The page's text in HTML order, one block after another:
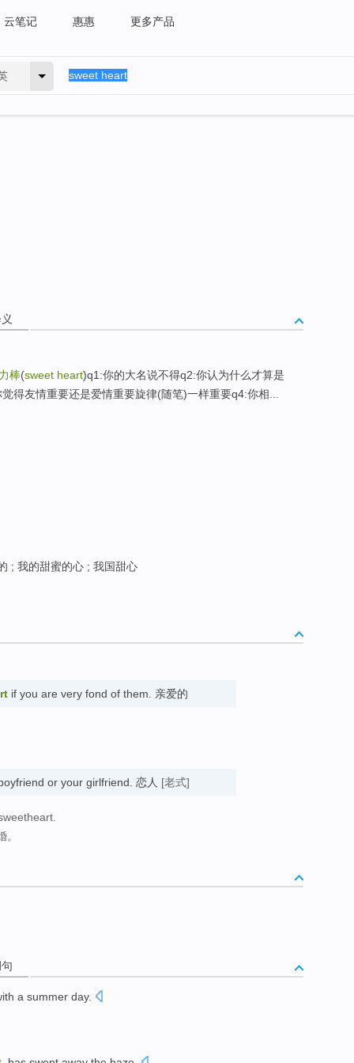
云笔记 惠惠 更多产品
棒(sweet heart)q1:你的大名说不得q2:你认为什么才算是
得友情重要还是爱情重要旋律(随笔)一样重要q4:你相...
; 我的甜蜜的心 ; 我国甜心
if you are very fond of them. 亲爱的
or your girlfriend. 恋人 [老式]
a summer day.